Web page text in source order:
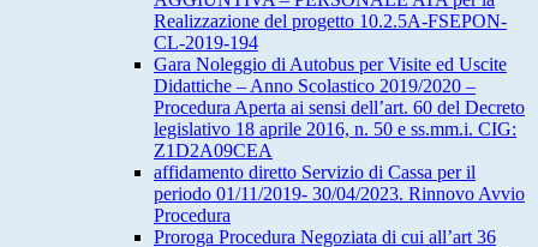
Realizzazione del progetto 10.2.5A-FSEPON-
CL-2019-194
Gara Noleggio di Autobus per Visite ed Uscite
Didattiche – Anno Scolastico 2019/2020 –
Procedura Aperta ai sensi dell’art. 60 del Decreto
legislativo 18 aprile 2016, n. 50 e ss.mm.i. CIG:
Z1D2A09CEA
affidamento diretto Servizio di Cassa per il
periodo 01/11/2019- 30/04/2023. Rinnovo Avvio
Procedura
Proroga Procedura Negoziata di cui all’art 36